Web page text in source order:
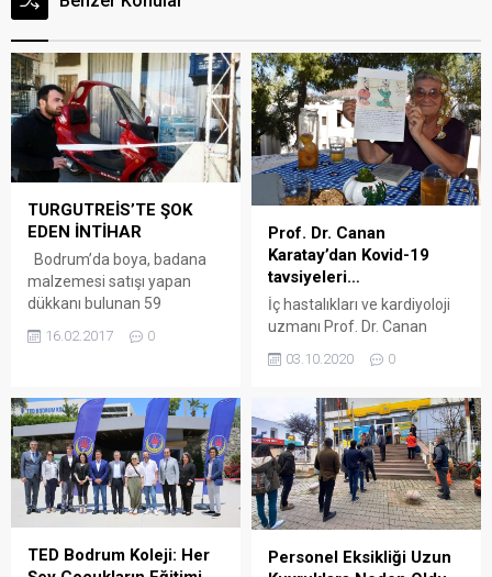
TURGUTREİS’TE ŞOK
EDEN İNTİHAR
Bodrum’da boya, badana
malzemesi satışı yapan
dükkanı bulunan 59
Sıvacı, işyerinde tavana
kendisine attığı intihar
notunu sabah uyandığında
farkeden ağabeyi Mustafa
Sıvacı ise acı haberle yıkıldı.
Eşinden geçen yıl boşanan,
3 çocuk babası Mehmet
Emin Sıvacı, dün saat
04.00...
16.02.2017 0
Prof. Dr. Canan
Karatay’dan Kovid-19
tavsiyeleri…
İç hastalıkları ve kardiyoloji
uzmanı Prof. Dr. Canan
koronavirüse (Kovid-19)
alınması önerisinde bulundu.
Arena Bodrum Haber –
Karatay, AA muhabirine
yaptığı açıklamada,
asırlardan bu yana
toplumlara salgın
hastalıkların musallat
olduğunu, bunun büyük
03.10.2020 0
TED Bodrum Koleji: Her
Personel Eksikliği Uzun